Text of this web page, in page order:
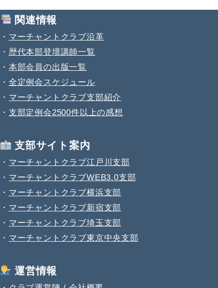
関連情報
・ マーチャントクラブ沿革
・ 歴代本部登壇講師一覧
・ 本部会員の出版一覧
・ 全定例会スケジュール
・ マーチャントクラブ支部紹介
・ 支部定例会2500件以上の感想
支部サイト案内
・ マーチャントクラブ江戸川支部
・ マーチャントクラブWEB3.0支部
・ マーチャントクラブ横浜支部
・ マーチャントクラブ新宿支部
・ マーチャントクラブ埼玉支部
・ マーチャントクラブ東京中央支部
運営情報